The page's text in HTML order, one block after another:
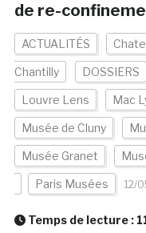
de re-
ACTUALITÉS
Chantilly DOSSIERS
Louvre Lens Mac
Musée de Cluny
Musée Granet
Paris Musées 12/
Temps de lecture :